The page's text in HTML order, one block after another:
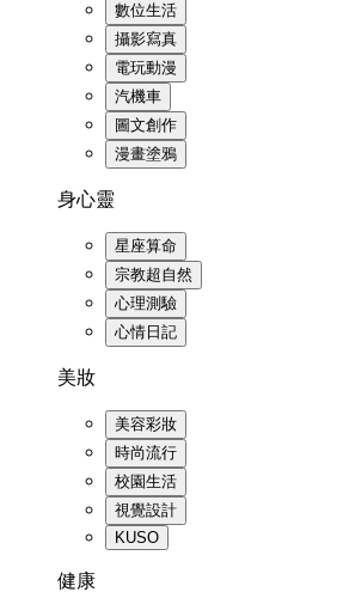
數位生活
攝影寫真
電玩動漫
汽機車
圖文創作
漫畫塗鴉
身心靈
星座算命
宗教超自然
心理測驗
心情日記
美妝
美容彩妝
時尚流行
校園生活
視覺設計
KUSO
健康